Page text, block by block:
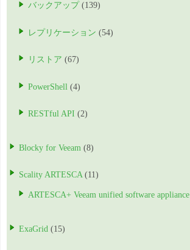
バックアップ (139)
レプリケーション (54)
リストア (67)
PowerShell (4)
RESTful API (2)
Blocky for Veeam (8)
Scality ARTESCA (11)
ARTESCA+ Veeam unified software appliance
ExaGrid (15)